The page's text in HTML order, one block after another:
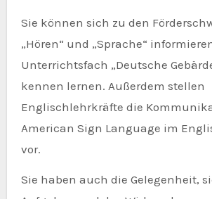
Sie können sich zu den
„Hören“ und „Sprache“
Unterrichtsfach „Deutsche
kennen lernen. Außerdem stellen
Englischlehrkräfte die
American Sign Language im
vor.
Sie haben auch die Gelegenheit,